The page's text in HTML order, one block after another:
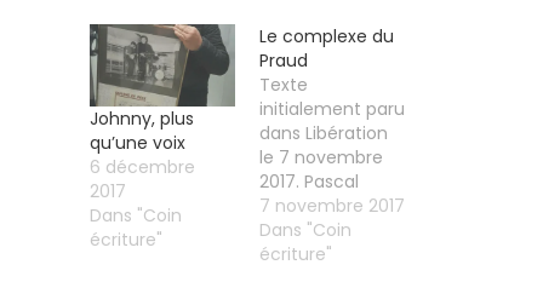
Johnny, plus
qu’une voix
6 décembre
2017
Dans "Coin
écriture"
Le complexe du
Praud
Texte
initialement paru
dans Libération
le 7 novembre
2017. Pascal
Praud est
incroyable. Il
présente sur
7 novembre 2017
Dans "Coin
écriture"